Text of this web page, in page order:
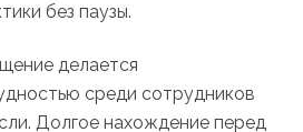
без паузы.
делается
среди сотрудников
Долгое нахождение перед